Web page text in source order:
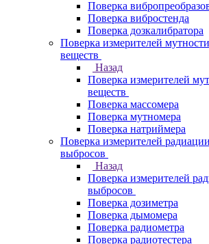
Поверка
Поверка вибростенда
Поверка дозкалибратора
Поверка измерителей
веществ
Назад
Поверка измерителей
веществ
Поверка массомера
Поверка мутномера
Поверка натриймера
Поверка измерителей
выбросов
Назад
Поверка измерителей
выбросов
Поверка дозиметра
Поверка дымомера
Поверка радиометра
Поверка радиотестера